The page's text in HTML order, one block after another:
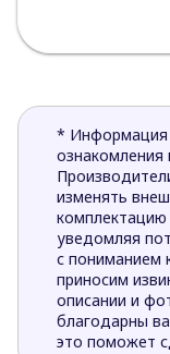
* Информация
ознакомления
изменять
комплектацию
уведомляя
с пониманием
приносим
описании и
благодарны
это поможет